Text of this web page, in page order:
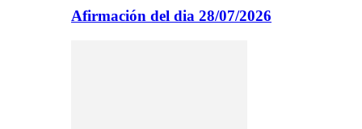
Afirmación del dia 28/07/2026